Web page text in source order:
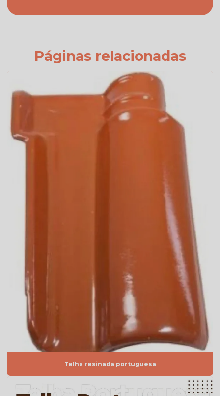
Fabricante de telhas cerâmicas
Fornecedor de telhas colonial
Preço da telha americana branca esmaltada
Preço da telha americana esmaltada
Preço de telhas americana
Telha americana esmaltada cinza
Telha americana esmaltada dupla face
Telha americana esmaltada dupla face preço
Telha americana esmaltada grafite
Telha americana esmaltada lisa
Telha americana esmaltada marfim
Páginas relacionadas
Telha resinada portuguesa